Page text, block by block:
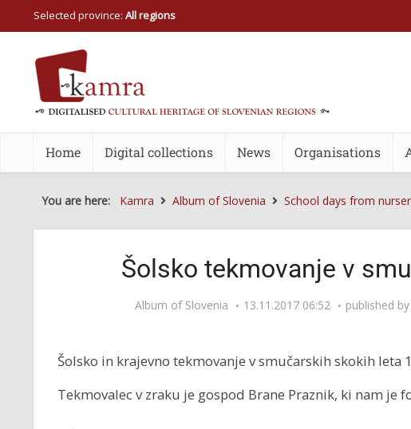
Selected province: All regions
Home Digital collections News Organisations
You are here: Kamra Album of Slovenia School days from
Šolsko tekmovanje v
Album of Slovenia 13.11.2017 06:52 published by
Šolsko in krajevno tekmovanje v smučarskih skokih leta
Tekmovalec v zraku je gospod Brane Praznik, ki nam je